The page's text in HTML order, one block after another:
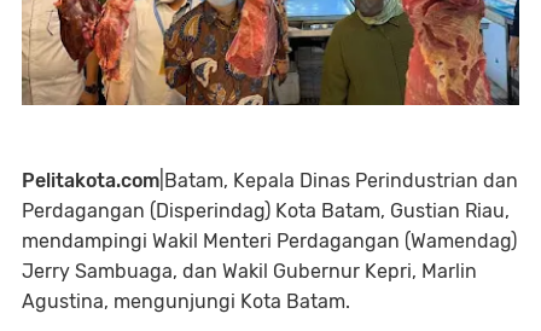
Pelitakota.com |Batam, Kepala Dinas Perindustrian dan
Perdagangan (Disperindag) Kota Batam, Gustian Riau,
mendampingi Wakil Menteri Perdagangan (Wamendag)
Jerry Sambuaga, dan Wakil Gubernur Kepri, Marlin
Agustina, mengunjungi Kota Batam.